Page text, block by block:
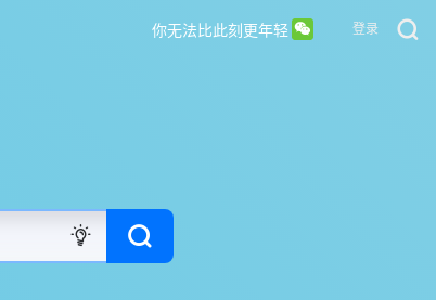
你无法比此刻更年轻 登录